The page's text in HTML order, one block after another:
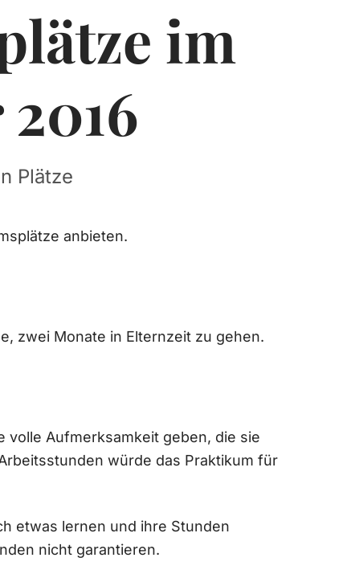
im
Plätze
anbieten.
zwei Monate in Elternzeit zu gehen.
volle Aufmerksamkeit geben, die sie
würde das Praktikum für
etwas lernen und ihre Stunden
nicht garantieren.